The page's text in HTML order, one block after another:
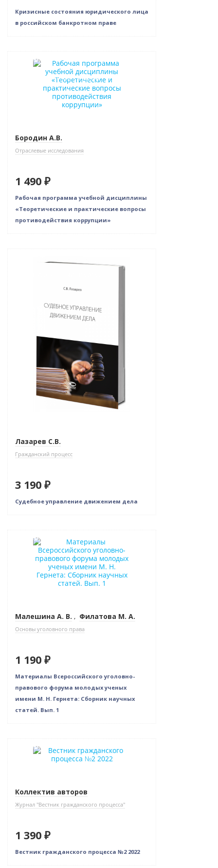
Кризисные состояния юридического лица
в российском банкротном праве
Новинка
Индивидуальный подход
Бородин А.В.
Отраслевые исследования
1 490 ₽
Рабочая программа учебной дисциплины
«Теоретические и практические вопросы
противодействия коррупции»
Лазарев С.В.
Гражданский процесс
3 190 ₽
Судебное управление движением дела
Новинка
Малешина А. В. , Филатова М. А.
Основы уголовного права
1 190 ₽
Материалы Всероссийского уголовно-
правового форума молодых ученых
имени М. Н. Гернета: Сборник научных
статей. Вып. 1
Новинка
Коллектив авторов
Журнал "Вестник гражданского процесса"
1 390 ₽
Вестник гражданского процесса №2 2022